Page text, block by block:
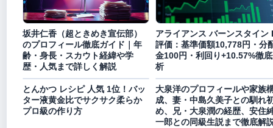
坂井仁香（超ときめき宣伝部）
のプロフィール徹底ガイド｜年
齢・身長・スカウト経緯や学
歴・人気まで詳しく解説
アライアンス バーンスタイン
評価：基準価額10,778円・分
金100円・利回り+10.57%徹
析
とんかつ レシピ 人気 1位！バッ
ター液黄金比でサクサク柔らか
プロ級の作り方
大泉洋のプロフィールや家族
成、妻・中島久美子との馴れ
め、兄・大泉潤の経歴、安住
一郎との同級生説まで徹底解